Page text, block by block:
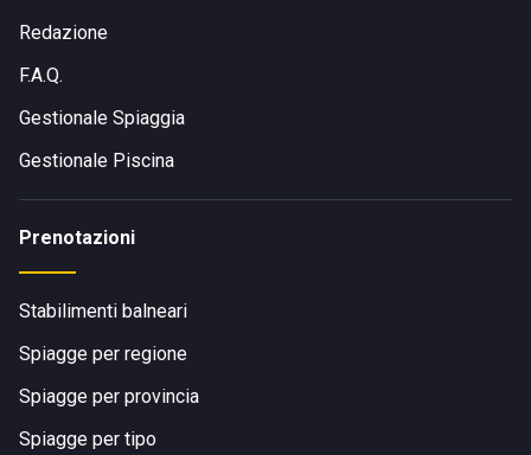
Redazione
F.A.Q.
Gestionale Spiaggia
Gestionale Piscina
Prenotazioni
Stabilimenti balneari
Spiagge per regione
Spiagge per provincia
Spiagge per tipo